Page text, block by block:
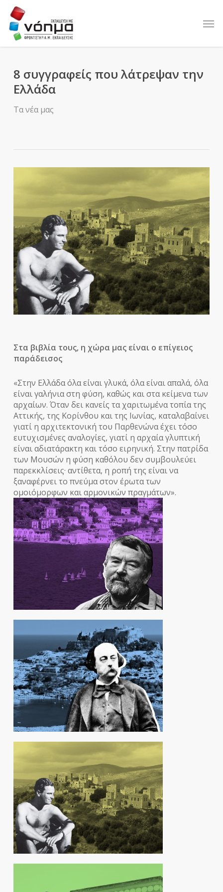
Skip
main
content
8 συγγραφείς που λάτρεψαν την
Ελλάδα
Τα νέα μας
Στα βιβλία τους, η χώρα μας είναι ο επίγειος
παράδεισος
«Στην Ελλάδα όλα είναι γλυκά, όλα είναι απαλά, όλα
είναι γαλήνια στη φύση, καθώς και στα κείμενα των
αρχαίων. Όταν δει κανείς τα χαριτωμένα τοπία της
Αττικής, της Κορίνθου και της Ιωνίας, καταλαβαίνει
γιατί η αρχιτεκτονική του Παρθενώνα έχει τόσο
ευτυχισμένες αναλογίες, γιατί η αρχαία γλυπτική
είναι αδιατάρακτη και τόσο ειρηνική. Στην πατρίδα
των Μουσών η φύση καθόλου δεν συμβουλεύει
παρεκκλίσεις· αντίθετα, η ροπή της είναι να
ξαναφέρνει το πνεύμα στον έρωτα των
ομοιόμορφων και αρμονικών πραγμάτων».